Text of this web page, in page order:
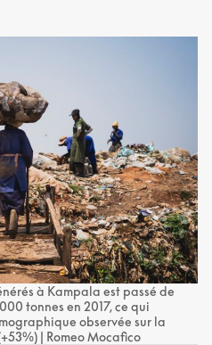
à Kampala est passé de
tonnes en 2017, ce qui
observée sur la
| Romeo Mocafico